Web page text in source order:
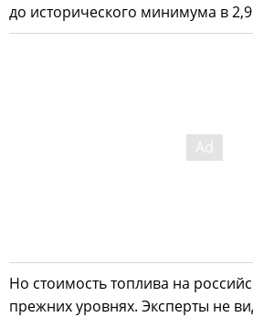
до исторического минимума в 2,9
Но стоимость топлива на
прежних уровнях. Эксперты не